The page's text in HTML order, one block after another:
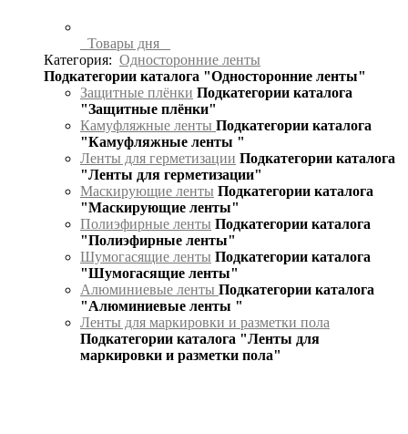
Товары дня
Категория: Односторонние ленты
Подкатегории каталога "Односторонние ленты"
Защитные плёнки Подкатегории каталога
"Защитные плёнки"
Камуфляжные ленты Подкатегории каталога
"Камуфляжные ленты "
Ленты для герметизации Подкатегории каталога
"Ленты для герметизации"
Маскирующие ленты Подкатегории каталога
"Маскирующие ленты"
Полиэфирные ленты Подкатегории каталога
"Полиэфирные ленты"
Шумогасящие ленты Подкатегории каталога
"Шумогасящие ленты"
Алюминиевые ленты Подкатегории каталога
"Алюминиевые ленты "
Ленты для маркировки и разметки пола
Подкатегории каталога "Ленты для
маркировки и разметки пола"